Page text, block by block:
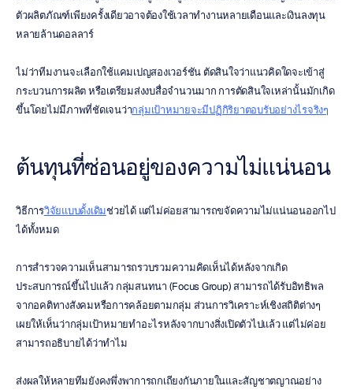
ตัวผลิตภัณฑ์เพียงครั้งเดียวอาจต้องใช้เวลาทำงานหลายเดือนและเงินลงทุน
หลายล้านดอลลาร์
ไม่ว่าทีมงานจะเลือกใช้แคมเปญสองเวอร์ชัน ตัดสินใจว่าแนวคิดใดจะเข้าสู่
กระบวนการผลิต หรือเตรียมส่งงบสื่อจำนวนมาก การตัดสินใจเหล่านั้นมักเกิด
ขึ้นโดยไม่มีภาพที่ชัดเจนว่ากลุ่มเป้าหมายจะมีปฏิกิริยาตอบรับอย่างไรจริงๆ
ต้นทุนที่ซ่อนอยู่ของความไม่แน่นอน
วิธีการวิจัยแบบดั้งเดิมช่วยได้ แต่ไม่ค่อยสามารถขจัดความไม่แน่นอนออกไป
ได้ทั้งหมด
การสำรวจความเห็นสามารถรวบรวมความคิดเห็นได้หลังจากเกิด
ประสบการณ์ขึ้นไปแล้ว กลุ่มสนทนา (Focus Group) สามารถได้รับอิทธิพล
จากอคติทางสังคมหรือการคล้อยตามกลุ่ม ส่วนการวิเคราะห์เชิงสถิติต่างๆ
เผยให้เห็นว่ากลุ่มเป้าหมายทำอะไรหลังจากบางสิ่งเปิดตัวไปแล้ว แต่ไม่ค่อย
สามารถอธิบายได้ว่าทำไม
ส่งผลให้หลายทีมยังคงพึ่งพาการถกเถียงกันภายในและสัญชาตญาณอย่าง